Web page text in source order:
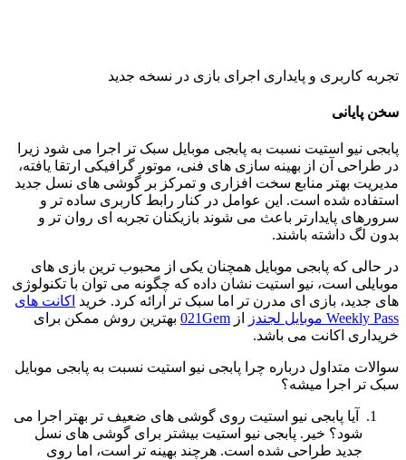
تجربه کاربری و پایداری اجرای بازی در نسخه جدید
سخن پایانی
پابجی نیو استیت نسبت به پابجی موبایل سبک تر اجرا می شود زیرا
در طراحی آن از بهینه سازی های فنی، موتور گرافیکی ارتقا یافته،
مدیریت بهتر منابع سخت افزاری و تمرکز بر گوشی های نسل جدید
استفاده شده است. این عوامل در کنار رابط کاربری ساده تر و
سرورهای پایدارتر باعث می شوند بازیکنان تجربه ای روان تر و
بدون لگ داشته باشند.
در حالی که پابجی موبایل همچنان یکی از محبوب ترین بازی های
موبایلی است، نیو استیت نشان داده که چگونه می توان با تکنولوژی
های جدید، بازی ای مدرن تر اما سبک تر ارائه کرد. خرید اکانت های
Weekly Pass موبایل لجندز
از 021Gem بهترین روش ممکن برای
خریداری اکانت می باشد.
سوالات متداول درباره چرا پابجی نیو استیت نسبت به پابجی موبایل
سبک تر اجرا میشه؟
آیا پابجی نیو استیت روی گوشی های ضعیف تر بهتر اجرا می
شود؟ خیر. پابجی نیو استیت بیشتر برای گوشی های نسل
جدید طراحی شده است. هرچند بهینه تر است، اما روی